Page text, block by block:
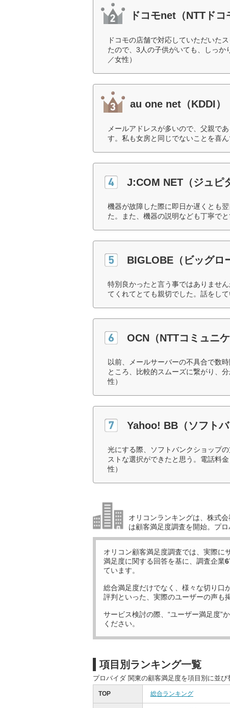
ドコモnet（NTTドコ
ドコモの店舗で対応していただいた
たので、3人の子供がいても、しっ
／女性）
au one net（KDDI）
メールアドレスが多いので、父親で
す。私も女房と同じでないことを喜
J:COM NET（ジュピ
機器が故障した際に即日か遅くとも
た。また、機器の説明なども丁寧で
BIGLOBE（ビッグロ
特別良かったと言う事ではありませ
てくれてとても親切でした。話をし
OCN（NTTコミュニケ
以前、メールサーバーの不具合で数
ところ、比較的スムーズに繋がり、
性）
Yahoo! BB（ソフトバ
光にする際、ソフトバンクショップ
ストな選択ができたと思う。電話料
性）
オリコンランキングは、株式
は顧客満足度調査を開始。プ
オリコン顧客満足度調査では、実際に
満足度に関する回答を基に、調査企業
ています。
総合満足度だけでなく、様々な切り口
評判といった、実際のユーザーの声も
サービス検討の際、“ユーザー満足度”
ください。
項目別ランキング一覧
プロバイダ 関東の顧客満足度を項目別に並び
TOP 総合ランキング